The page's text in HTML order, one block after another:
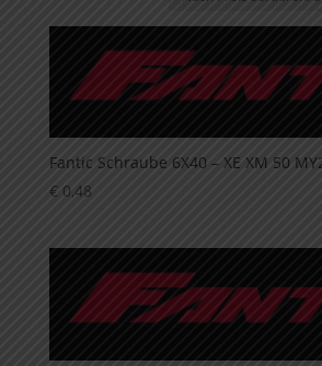
Fantic Schraube 6X40 – XE XM 50
€0,48